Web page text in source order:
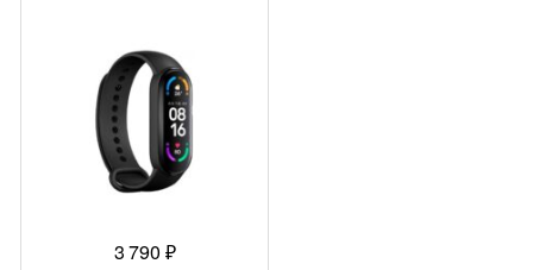
3 790 ₽